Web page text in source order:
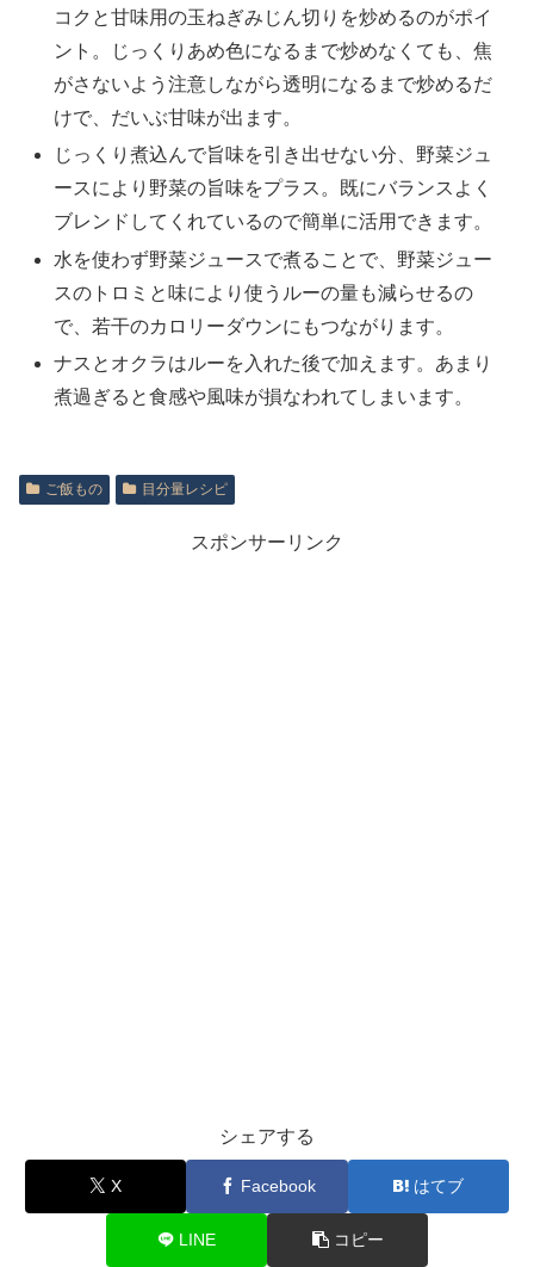
コクと甘味用の玉ねぎみじん切りを炒めるのがポイ
ント。じっくりあめ色になるまで炒めなくても、焦
がさないよう注意しながら透明になるまで炒めるだ
けで、だいぶ甘味が出ます。
じっくり煮込んで旨味を引き出せない分、野菜ジュ
ースにより野菜の旨味をプラス。既にバランスよく
ブレンドしてくれているので簡単に活用できます。
水を使わず野菜ジュースで煮ることで、野菜ジュー
スのトロミと味により使うルーの量も減らせるの
で、若干のカロリーダウンにもつながります。
ナスとオクラはルーを入れた後で加えます。あまり
煮過ぎると食感や風味が損なわれてしまいます。
ご飯もの 目分量レシピ
スポンサーリンク
シェアする
X Facebook はてブ
LINE コピー